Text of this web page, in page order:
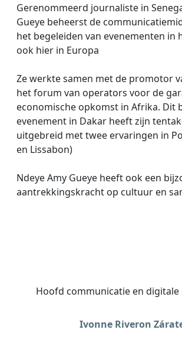
Gerenommeerd journaliste in
Gueye beheerst de
het begeleiden van evenementen in
ook hier in Europa
Ze werkte samen met de promotor
het forum van operators voor de
economische opkomst in Afrika. Dit
evenement in Dakar heeft zijn
uitgebreid met twee ervaringen in
en Lissabon)
Ndeye Amy Gueye heeft ook een
aantrekkingskracht op cultuur en
Hoofd communicatie en
Ivonne Riveron